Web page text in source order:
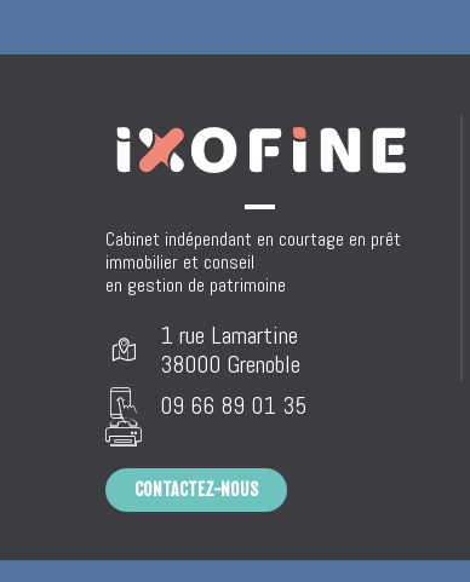
Cabinet indépendant en courtage en prêt
immobilier et conseil
en gestion de patrimoine
1 rue Lamartine
38000 Grenoble
09 66 89 01 35
CONTACTEZ-NOUS